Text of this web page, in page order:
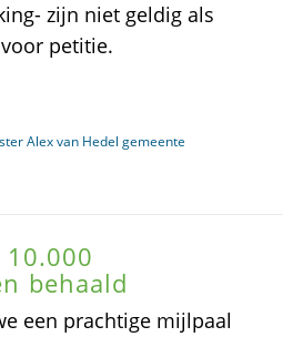
zijn niet geldig als
petitie.
Alex van Hedel gemeente
behaald
een prachtige mijlpaal